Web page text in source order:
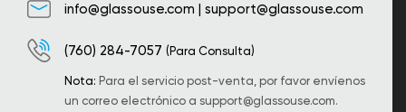
info@glassouse.com | support@glassouse.com
(760) 284-7057 (Para Consulta)
Nota: Para el servicio post-venta, por favor envíenos
un correo electrónico a support@glassouse.com.